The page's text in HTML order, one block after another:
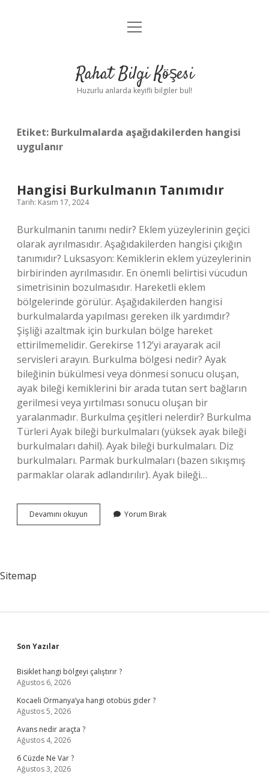
Anasayfa
Yasal Uyarı
menüyü
Rahat Bilgi Köşesi
Huzurlu anlarda keyifli bilgiler bul!
Etiket: Burkulmalarda aşağıdakilerden hangisi
uygulanır
Hangisi Burkulmanın Tanımıdır
Tarih: Kasım 17, 2024
Burkulmanin tanımı nedir? Eklem yüzeylerinin geçici
olarak ayrılmasıdır. Aşağıdakilerden hangisi çıkığın
tanımıdır? Luksasyon: Kemiklerin eklem yüzeylerinin
birbirinden ayrılmasıdır. En önemli belirtisi vücudun
simetrisinin bozulmasıdır. Hareketli eklem
bölgelerinde görülür. Aşağıdakilerden hangisi
burkulmalarda yapılması gereken ilk yardımdır?
Şişliği azaltmak için burkulan bölge hareket
ettirilmemelidir. Gerekirse 112’yi arayarak acil
servisleri arayın. Burkulma bölgesi nedir? Ayak
bileğinin bükülmesi veya dönmesi sonucu oluşan,
ayak bileği kemiklerini bir arada tutan sert bağların
gerilmesi veya yırtılması sonucu oluşan bir
yaralanmadır. Burkulma çeşitleri nelerdir? Burkulma
Türleri Ayak bileği burkulmaları (yüksek ayak bileği
burkulmaları dahil). Ayak bileği burkulmaları. Diz
burkulmaları. Parmak burkulmaları (bazen sıkışmış
parmaklar olarak adlandırılır). Ayak bileği…
Devamını okuyun
Burkulmanın
Yorum Bırak
Sitemap
Sidebar
Son Yazılar
Bisiklet hangi bölgeyi çalıştırır ?
Ağustos 6, 2026
Kocaeli Ormanya’ya hangi otobüs gider ?
Ağustos 5, 2026
Avans nedir araçta ?
Ağustos 4, 2026
6 Cüzde Ne Var ?
Ağustos 3, 2026